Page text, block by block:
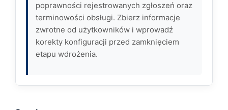
poprawności rejestrowanych zgłoszeń oraz
terminowości obsługi. Zbierz informacje
zwrotne od użytkowników i wprowadź
korekty konfiguracji przed zamknięciem
etapu wdrożenia.